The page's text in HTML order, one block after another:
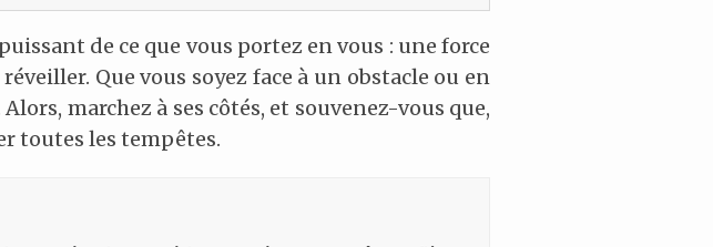
de ce que vous portez en vous : une force
Que vous soyez face à un obstacle ou en
marchez à ses côtés, et souvenez-vous que,
toutes les tempêtes.